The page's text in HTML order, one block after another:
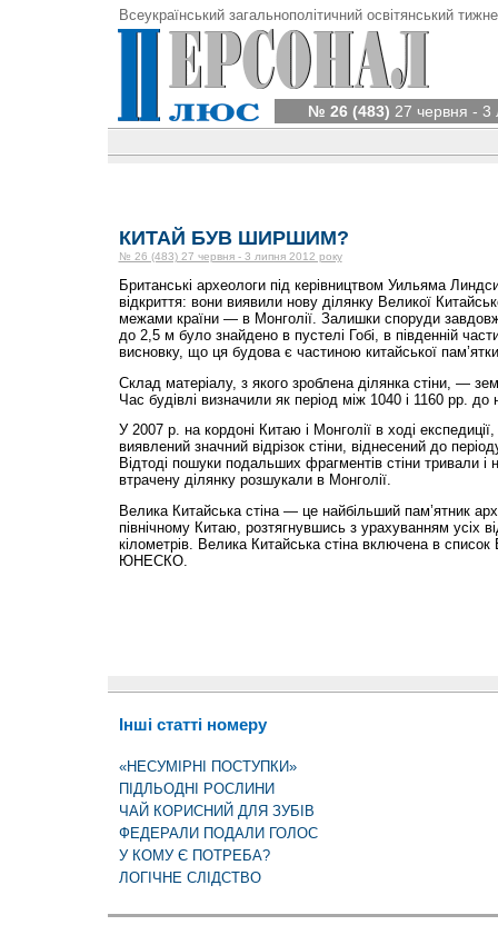
Всеукраїнський загальнополітичний освітянський
№ 26 (483) 27 червня - 3
КИТАЙ БУВ ШИРШИМ?
№ 26 (483) 27 червня - 3 липня 2012 року
Британські археологи під керівництвом Уильяма
відкриття: вони виявили нову ділянку Великої
межами країни — в Монголії. Залишки споруди
до 2,5 м було знайдено в пустелі Гобі, в південній
висновку, що ця будова є частиною китайської
Склад матеріалу, з якого зроблена ділянка стіни, —
Час будівлі визначили як період між 1040 і 1160 рр. до
У 2007 р. на кордоні Китаю і Монголії в ході
виявлений значний відрізок стіни, віднесений до
Відтоді пошуки подальших фрагментів стіни тривали і
втрачену ділянку розшукали в Монголії.
Велика Китайська стіна — це найбільший пам’ятник
північному Китаю, розтягнувшись з урахуванням усіх
кілометрів. Велика Китайська стіна включена в список
ЮНЕСКО.
Інші статті номеру
«НЕСУМІРНІ ПОСТУПКИ»
ПІДЛЬОДНІ РОСЛИНИ
ЧАЙ КОРИСНИЙ ДЛЯ ЗУБІВ
ФЕДЕРАЛИ ПОДАЛИ ГОЛОС
У КОМУ Є ПОТРЕБА?
ЛОГІЧНЕ СЛІДСТВО